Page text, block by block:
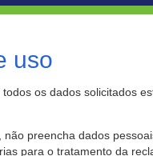
uso
os dados solicitados
preencha dados
para o tratamento da